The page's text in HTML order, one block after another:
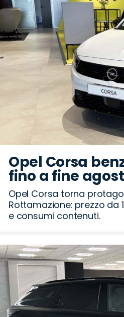
Rover
Romeo
Opel Corsa
fino a fine
Opel Corsa torna
Rottamazione: prezzo da
e consumi contenuti.